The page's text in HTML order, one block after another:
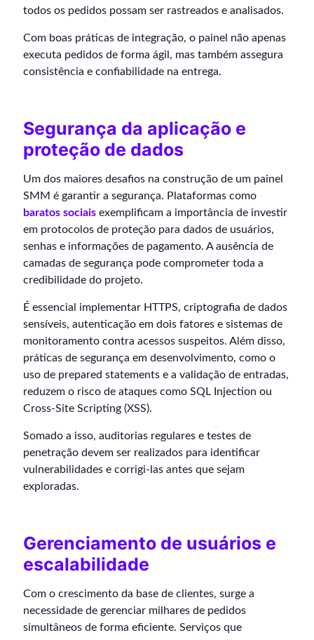
todos os pedidos possam ser rastreados e analisados.
Com boas práticas de integração, o painel não apenas
executa pedidos de forma ágil, mas também assegura
consistência e confiabilidade na entrega.
Segurança da aplicação e
proteção de dados
Um dos maiores desafios na construção de um painel
SMM é garantir a segurança. Plataformas como
baratos sociais exemplificam a importância de investir
em protocolos de proteção para dados de usuários,
senhas e informações de pagamento. A ausência de
camadas de segurança pode comprometer toda a
credibilidade do projeto.
É essencial implementar HTTPS, criptografia de dados
sensíveis, autenticação em dois fatores e sistemas de
monitoramento contra acessos suspeitos. Além disso,
práticas de segurança em desenvolvimento, como o
uso de prepared statements e a validação de entradas,
reduzem o risco de ataques como SQL Injection ou
Cross-Site Scripting (XSS).
Somado a isso, auditorias regulares e testes de
penetração devem ser realizados para identificar
vulnerabilidades e corrigi-las antes que sejam
exploradas.
Gerenciamento de usuários e
escalabilidade
Com o crescimento da base de clientes, surge a
necessidade de gerenciar milhares de pedidos
simultâneos de forma eficiente. Serviços que